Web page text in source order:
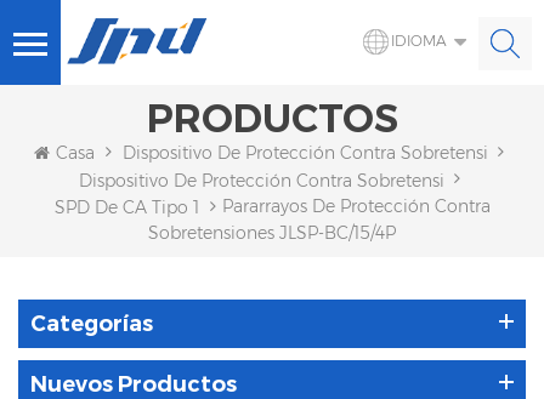
IDIOMA
PRODUCTOS
Casa
Dispositivo De Protección Contra Sobretensiones
Dispositivo De Protección Contra Sobretensiones De CA
SPD De CA Tipo 1
Pararrayos De Protección Contra
Sobretensiones JLSP-BC/15/4P
Categorías
Nuevos Productos